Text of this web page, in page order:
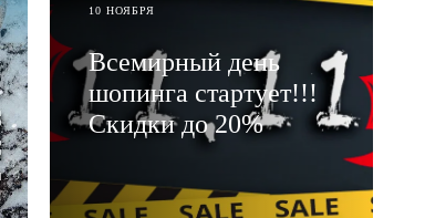
10 НОЯБРЯ
Всемирный день
шопинга стартует!!!
Скидки до 20%
ЧИТАТЬ